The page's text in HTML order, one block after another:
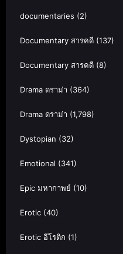
documentaries (2)
Documentary สารคดี (137)
Documentary สารคดี (8)
Drama ดราม่า (364)
Drama ดราม่า (1,798)
Dystopian (32)
Emotional (341)
Epic มหากาพย์ (10)
Erotic (40)
Erotic อีโรติก (1)